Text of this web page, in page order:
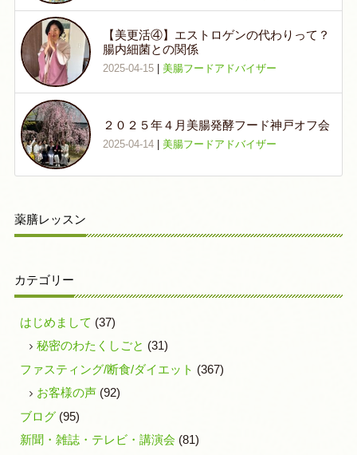
【美更活④】エストロゲンの代わりって？
腸内細菌との関係
2025-04-15| 美腸フードアドバイザー
２０２５年４月美腸発酵フード神戸オフ会
2025-04-14| 美腸フードアドバイザー
薬膳レッスン
カテゴリー
はじめまして (37)
秘密のわたくしごと (31)
ファスティング/断食/ダイエット (367)
お客様の声 (92)
ブログ (95)
新聞・雑誌・テレビ・講演会 (81)